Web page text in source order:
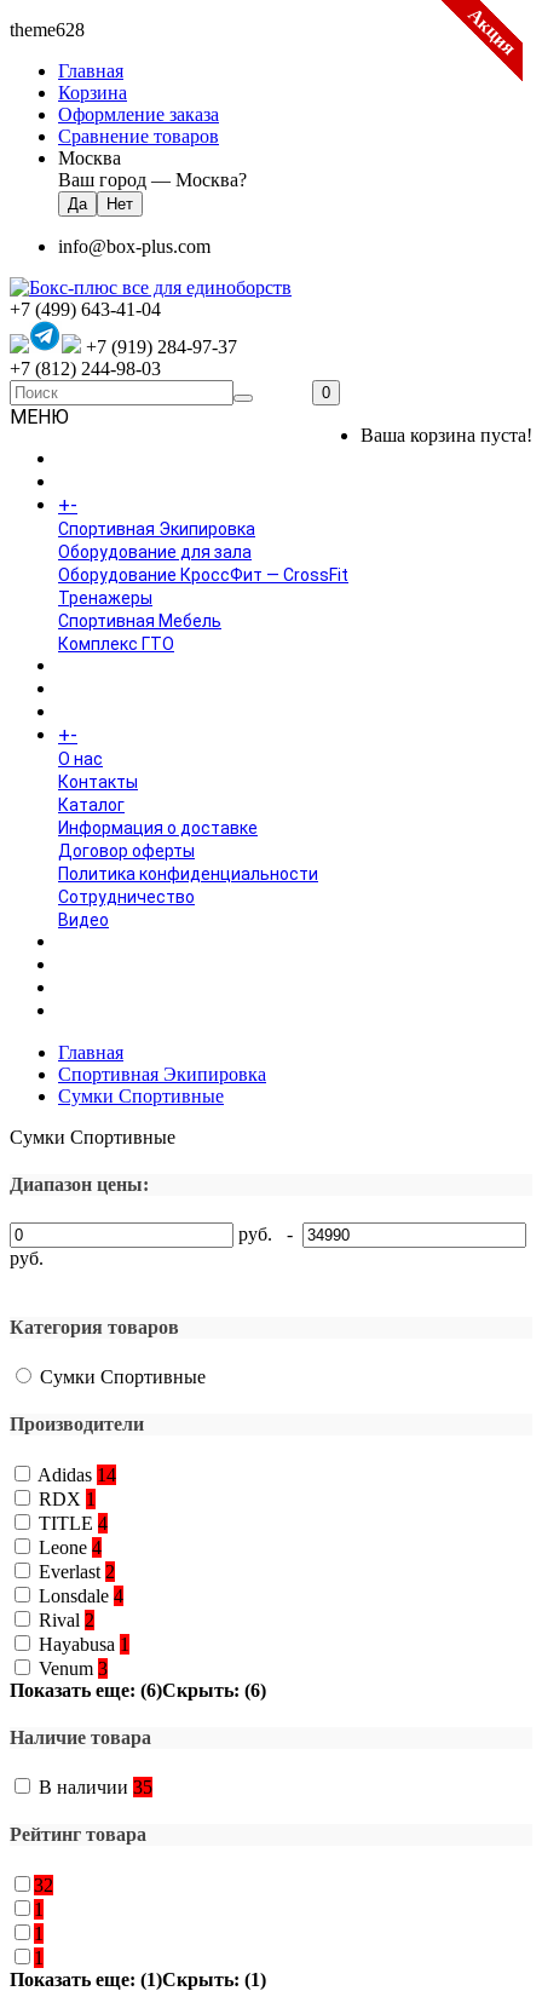
theme628
Главная
Корзина
Оформление заказа
Сравнение товаров
Москва
Ваш город — Москва?
info@box-plus.com
+7 (499) 643-41-04
+7 (919) 284-97-37
+7 (812) 244-98-03
0
Ваша корзина пуста!
МЕНЮ
+-
Спортивная Экипировка
Оборудование для зала
Оборудование КроссФит — CrossFit
Тренажеры
Спортивная Мебель
Комплекс ГТО
+-
O нас
Контакты
Каталог
Информация о доставке
Договор оферты
Политика конфиденциальности
Сотрудничество
Видео
Главная
Спортивная Экипировка
Сумки Спортивные
Сумки Спортивные
Диапазон цены:
руб. -
руб.
Категория товаров
Сумки Спортивные
Производители
Adidas 14
RDX 1
TITLE 4
Leone 4
Everlast 2
Lonsdale 4
Rival 2
Hayabusa 1
Venum 3
Показать еще: (6)Скрыть: (6)
Наличие товара
В наличии 35
Рейтинг товара
32
1
1
1
Показать еще: (1)Скрыть: (1)
Акция
Акция
Акция
Акция
Акция
Акция